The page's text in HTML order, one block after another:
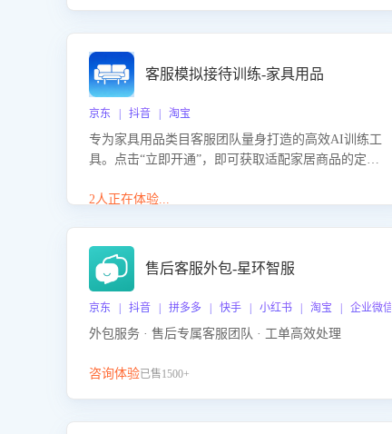
客服模拟接待训练-家具用品
京东 | 抖音 | 淘宝
专为家具用品类目客服团队量身打造的高效AI训练工
具。点击“立即开通”，即可获取适配家居商品的定制
客服在家具用品功能、尺寸参数咨询等高频场景下的
2人正在体验...
售后客服外包-星环智服
京东 | 抖音 | 拼多多 | 快手 | 小红书 | 淘宝 | 企业微信
外包服务 · 售后专属客服团队 · 工单高效处理
咨询体验已售1500+